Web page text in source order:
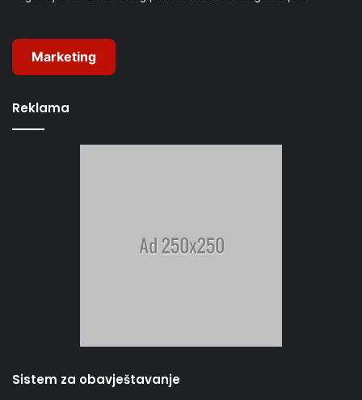
Marketing
Reklama
Sistem za obavještavanje